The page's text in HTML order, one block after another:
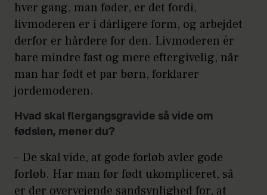
hver gang, man føder, er det fordi,
livmoderen er i dårligere form, og arbejdet
derfor er hårdere for den. Livmoderen ér
bare mindre fast og mere eftergivelig, når
man har født et par børn, forklarer
jordemoderen.
Hvad skal flergangsgravide så vide om
fødslen, mener du?
– De skal vide, at gode forløb avler gode
forløb. Har man før født ukompliceret, så
er der overvejende sandsynlighed for, at